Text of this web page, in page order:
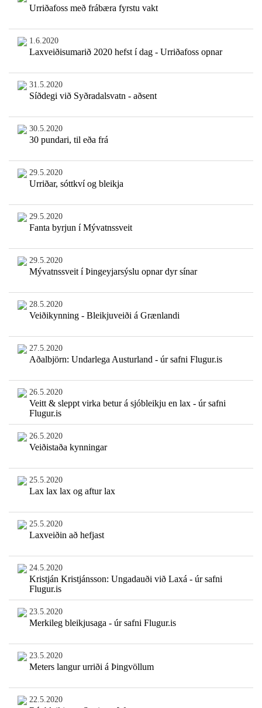
Urriðafoss með frábæra fyrstu vakt
1.6.2020
Laxveiðisumarið 2020 hefst í dag - Urriðafoss opnar
31.5.2020
Síðdegi við Syðradalsvatn - aðsent
30.5.2020
30 pundari, til eða frá
29.5.2020
Urriðar, sóttkví og bleikja
29.5.2020
Fanta byrjun í Mývatnssveit
29.5.2020
Mývatnssveit í Þingeyjarsýslu opnar dyr sínar
28.5.2020
Veiðikynning - Bleikjuveiði á Grænlandi
27.5.2020
Aðalbjörn: Undarlega Austurland - úr safni Flugur.is
26.5.2020
Veitt & sleppt virka betur á sjóbleikju en lax - úr safni
Flugur.is
26.5.2020
Veiðistaða kynningar
25.5.2020
Lax lax lax og aftur lax
25.5.2020
Laxveiðin að hefjast
24.5.2020
Kristján Kristjánsson: Ungadauði við Laxá - úr safni
Flugur.is
23.5.2020
Merkileg bleikjusaga - úr safni Flugur.is
23.5.2020
Meters langur urriði á Þingvöllum
22.5.2020